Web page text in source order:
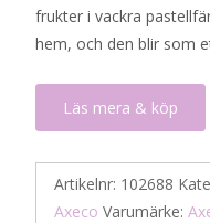
frukter i vackra
hem, och den blir som
Läs mera & köp
Artikelnr: 102688
Axeco Varumärke: